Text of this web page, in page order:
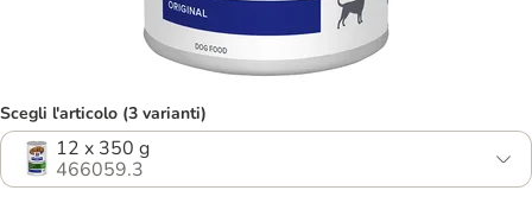
Scegli l'articolo (3 varianti)
12 x 350 g
466059.3